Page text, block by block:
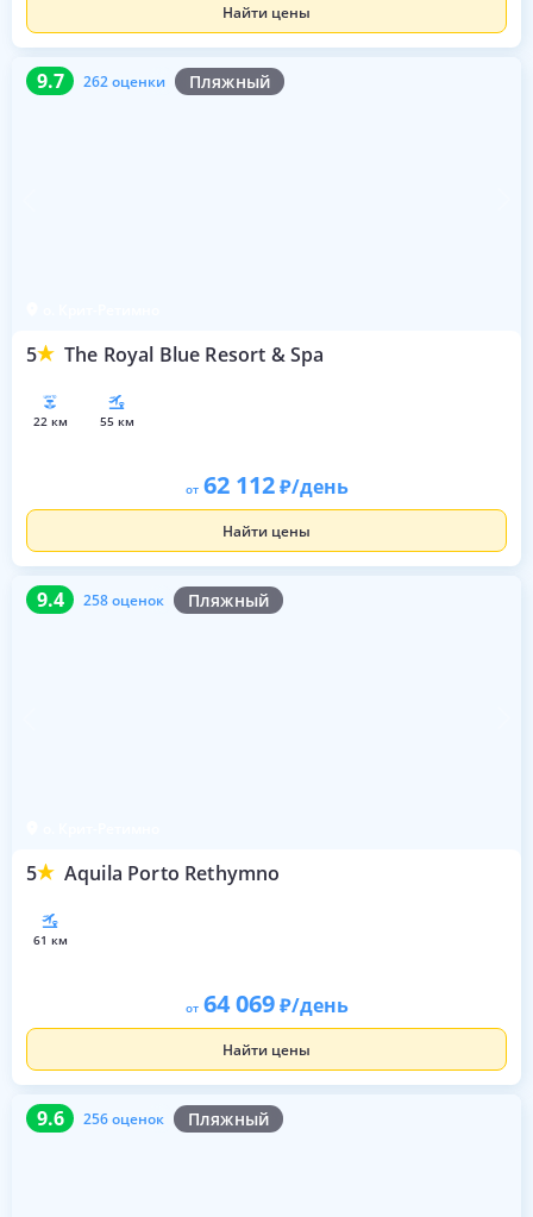
Найти цены
9.7 262 оценки Пляжный
5 The Royal Blue Resort & Spa
9.7 262 оценки
22 км 55 км
от 62 112 /день
Найти цены
9.4 258 оценок Пляжный
5 Aquila Porto Rethymno
9.4 258 оценок
61 км
от 64 069 /день
Найти цены
9.6 256 оценок Пляжный
9.6 256 оценок